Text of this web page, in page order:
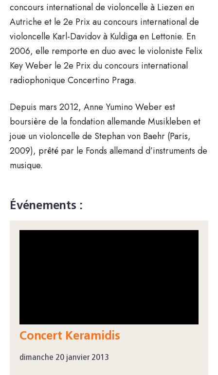
concours international de violoncelle à Liezen en
Autriche et le 2e Prix au concours international de
violoncelle Karl-Davidov à Kuldiga en Lettonie. En
2006, elle remporte en duo avec le violoniste Felix
Key Weber le 2e Prix du concours international
radiophonique Concertino Praga.
Depuis mars 2012, Anne Yumino Weber est
boursière de la fondation allemande Musikleben et
joue un violoncelle de Stephan von Baehr (Paris,
2009), prêté par le Fonds allemand d’instruments de
musique.
Événements :
Concert Keramidis
dimanche 20 janvier 2013